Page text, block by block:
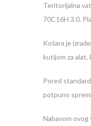
Teritorijalna
70C16H 3.0.
Košara je
kutijom za alat,
Pored
potpuno
Nabavom ovog